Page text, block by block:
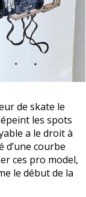
de skate le
les spots
a le droit à
courbe
ces pro model,
le début de la